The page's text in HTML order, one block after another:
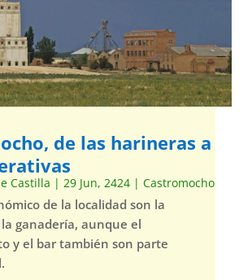
de las harineras a
Castilla | 29 Jun, 2424| Castromocho
de la localidad son la
ganadería, aunque el
y el bar también son parte